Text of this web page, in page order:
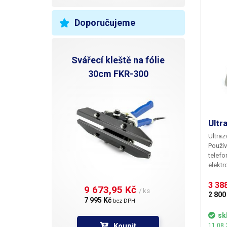
Doporučujeme
Svářecí kleště na fólie
30cm FKR-300
9 673,95 Kč / ks
7 995 Kč bez DPH
Při
3
2